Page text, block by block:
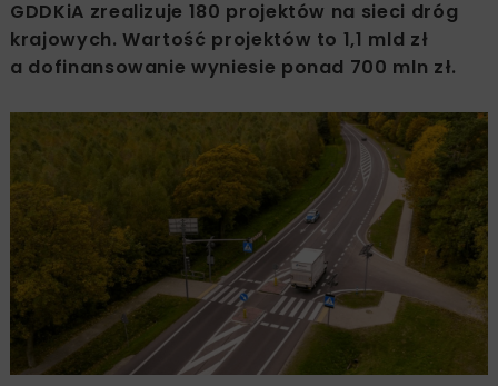
GDDKiA zrealizuje 180 projektów na sieci dróg
krajowych. Wartość projektów to 1,1 mld zł
a dofinansowanie wyniesie ponad 700 mln zł.